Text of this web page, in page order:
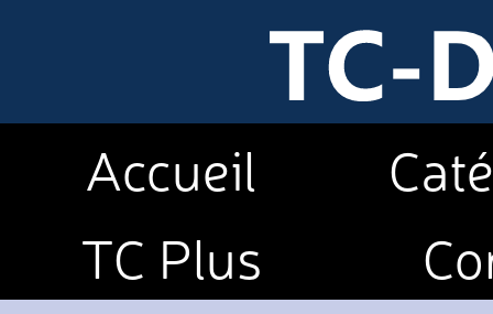
Accueil
TC Plus